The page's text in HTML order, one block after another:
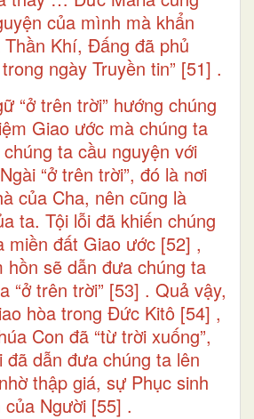
của mình mà khẩn
Khí, Đấng đã phủ
ngày Truyền tin” [51] .
“ở trên trời” hướng chúng
Giao ước mà chúng ta
ta cầu nguyện với
“ở trên trời”, đó là nơi
của Cha, nên cũng là
ta. Tội lỗi đã khiến chúng
miền đất Giao ước [52] ,
hồn sẽ dẫn đưa chúng ta
“ở trên trời” [53] . Quả vậy,
hòa trong Đức Kitô [54] ,
Con đã “từ trời xuống”,
dẫn đưa chúng ta lên
thập giá, sự Phục sinh
Người [55] .